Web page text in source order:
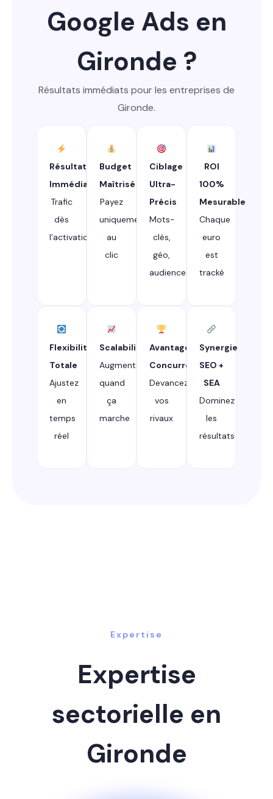
Google Ads en
Gironde ?
Résultats immédiats pour les entreprises de
Gironde.
Résultats
Immédiats
Trafic
dès
l’activation
Budget
Maîtrisé
Payez
uniquement
au
clic
Ciblage
Ultra-
Précis
Mots-
clés,
géo,
audiences
ROI
100%
Mesurable
Chaque
euro
est
tracké
Flexibilité
Totale
Ajustez
en
temps
réel
Scalabilité
Augmentez
quand
ça
marche
Avantage
Concurrentiel
Devancez
vos
rivaux
Synergie
SEO +
SEA
Dominez
les
résultats
Expertise
Expertise
sectorielle en
Gironde